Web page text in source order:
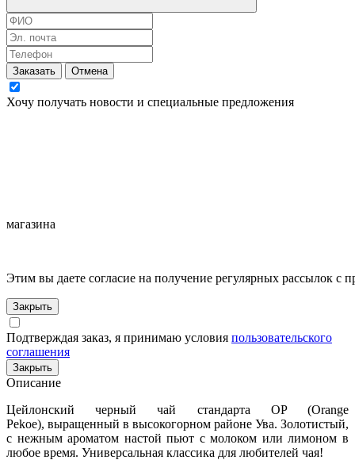
Заказать Отмена
Хочу получать новости и специальные предложения
магазина
Этим вы даете согласие на получение регулярных рассылок с
Закрыть
Подтверждая заказ, я принимаю условия пользовательского
соглашения
Закрыть
Описание
Цейлонский черный чай стандарта OP (Orange
Pekoe), выращенный в высокогорном районе Ува. Золотистый,
с нежным ароматом настой пьют с молоком или лимоном в
любое время. Универсальная классика для любителей чая!